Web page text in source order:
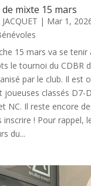
mixte 15 mars
| Mar 1,
15 mars va se tenir
le tournoi du CDBR
par le club. Il est
joueuses classés D7-
NC. Il reste encore
inscrire ! Pour rappel,
du...